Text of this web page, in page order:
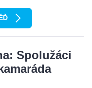
Spolužáci